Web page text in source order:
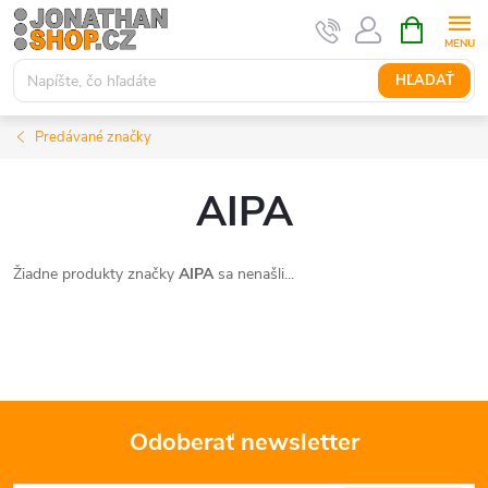
Prejsť
na
obsah
HĽADAŤ
KOŠÍK
Predávané značky
AIPA
Žiadne produkty značky AIPAsa nenašli...
Odoberať newsletter